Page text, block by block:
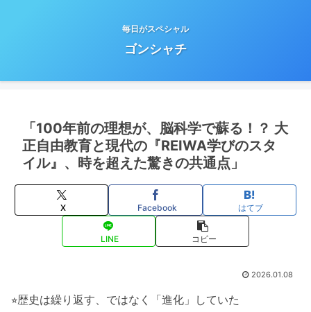
毎日がスペシャル
ゴンシャチ
「100年前の理想が、脳科学で蘇る！？ 大
正自由教育と現代の『REIWA学びのスタ
イル』、時を超えた驚きの共通点」
X Facebook はてブ
LINE コピー
2026.01.08
⭐︎歴史は繰り返す、ではなく「進化」していた